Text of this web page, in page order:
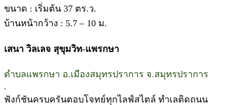
ขนาด : เริ่มต้น 37 ตร.ว.
บ้านหน้ากว้าง : 5.7 – 10 ม.
เสนา วิลเลจ สุขุมวิท-แพรกษา
ตำบลแพรกษา อ.เมืองสมุทรปราการ จ.สมุทรปราการ
.
ฟังก์ชันครบครันตอบโจทย์ทุกไลฟ์สไตล์ ทำเลติดถนน